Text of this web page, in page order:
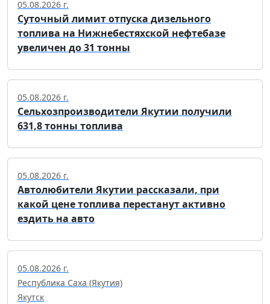
05.08.2026 г.
Суточный лимит отпуска дизельного
топлива на Нижнебестяхской нефтебазе
увеличен до 31 тонны
05.08.2026 г.
Сельхозпроизводители Якутии получили
631,8 тонны топлива
05.08.2026 г.
Автолюбители Якутии рассказали, при
какой цене топлива перестанут активно
ездить на авто
05.08.2026 г.
Республика Саха (Якутия)
Якутск